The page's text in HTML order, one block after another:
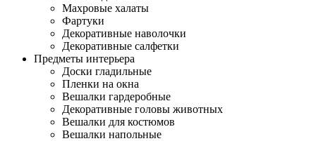
Махровые халаты
Фартуки
Декоративные наволочки
Декоративные салфетки
Предметы интерьера
Доски гладильные
Пленки на окна
Вешалки гардеробные
Декоративные головы животных
Вешалки для костюмов
Вешалки напольные